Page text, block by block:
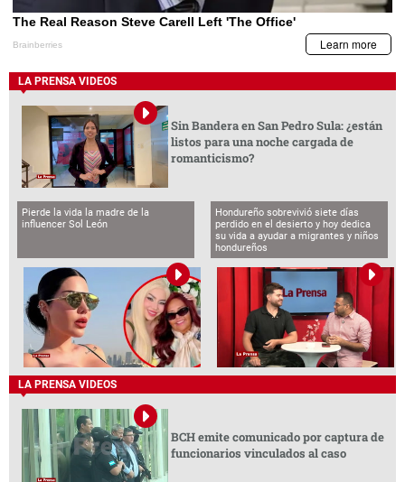
LA PRENSA VIDEOS
Sin Bandera en San Pedro Sula: ¿están
listos para una noche cargada de
romanticismo?
Pierde la vida la madre de la
influencer Sol León
Hondureño sobrevivió siete días
perdido en el desierto y hoy dedica
su vida a ayudar a migrantes y niños
hondureños
LA PRENSA VIDEOS
BCH emite comunicado por captura de
funcionarios vinculados al caso